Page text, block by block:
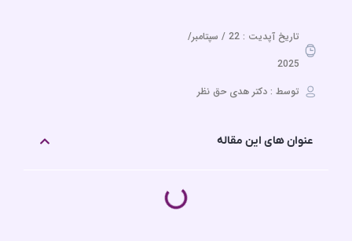
تاریخ آپدیت : 22 / سپتامبر/
2025
توسط : دکتر هدی حق نظر
عنوان های این مقاله